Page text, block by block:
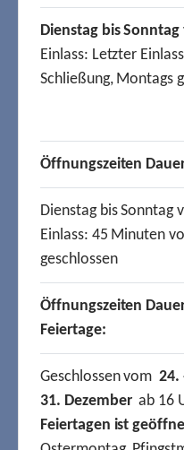
Dienstag bis
Einlass: Letzter
Schließung, Montags
Öffnungszeiten
Dienstag bis Sonntag
Einlass: 45 Minuten
geschlossen
Öffnungszeiten
Feiertage:
Geschlossen vom24.
31. Dezemberab 16
Feiertagen ist